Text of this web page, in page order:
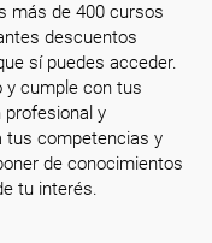
más de 400 cursos
descuentos
sí puedes acceder.
y cumple con tus
profesional y
tus competencias y
de conocimientos
tu interés.